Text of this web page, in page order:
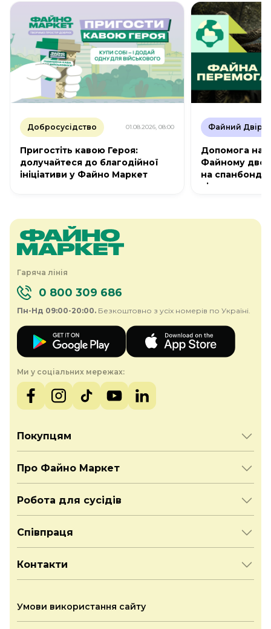
Добросусідство 01.08.2026, 08:00
Пригостіть кавою Героя:
долучайтеся до благодійної
ініціативи у Файно Маркет
Файний Двір
Допомога на
Файному
на спанбонд
сіток
Покупцям
Про Файно Маркет
Робота для сусідів
Співпраця
Контакти
Умови використання сайту
Гаряча лінія
0 800 309 686
Пн-Нд 09:00-20:00. Безкоштовно з усіх номерів по Україні.
Ми у соціальних мережах: